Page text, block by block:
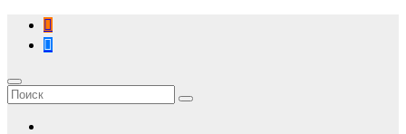
Перейти
содержимому